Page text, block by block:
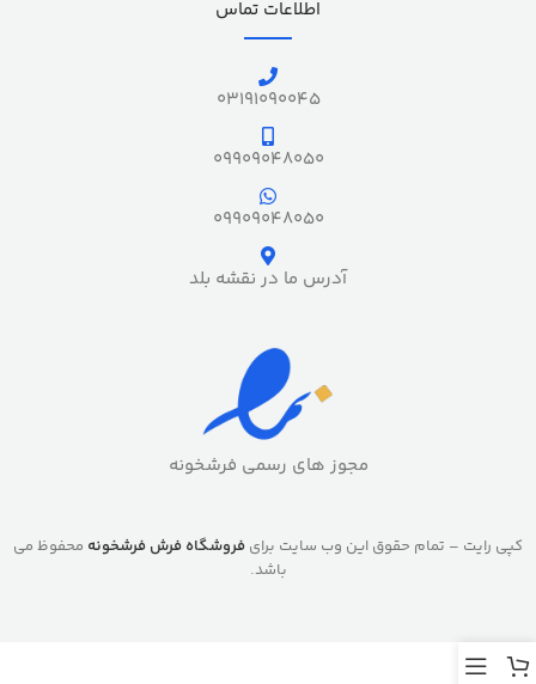
اطلاعات تماس
03191090045
09909048050
09909048050
آدرس ما در نقشه بلد
مجوز های رسمی فرشخونه
کپی رایت – تمام حقوق این وب سایت برای فروشگاه فرش فرشخونه محفوظ می
باشد.